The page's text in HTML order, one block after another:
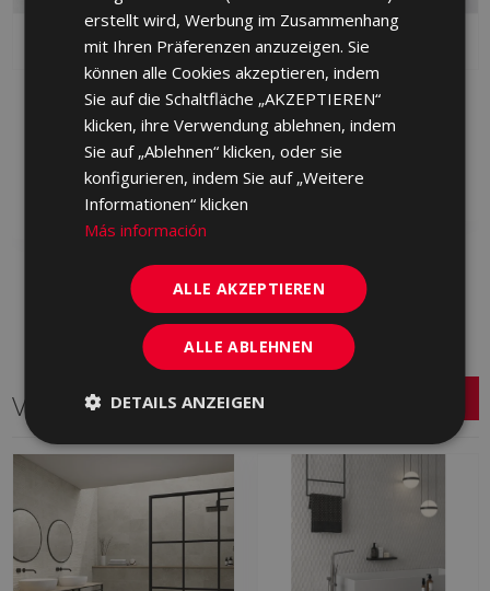
BYBLOS CENIZA 120 X
Zu Favoriten
hinzufügen
BYBLOS GRIS 120 X 60
JHJ710 | 60x120
Zu Favoriten
hinzufügen
Verwandte Serien
erstellt wird, Werbung im Zusammenhang
mit Ihren Präferenzen anzuzeigen. Sie
können alle Cookies akzeptieren, indem
Sie auf die Schaltfläche „AKZEPTIEREN“
klicken, ihre Verwendung ablehnen, indem
Sie auf „Ablehnen“ klicken, oder sie
konfigurieren, indem Sie auf „Weitere
Informationen“ klicken
Más información
ALLE AKZEPTIEREN
ALLE ABLEHNEN
DETAILS ANZEIGEN